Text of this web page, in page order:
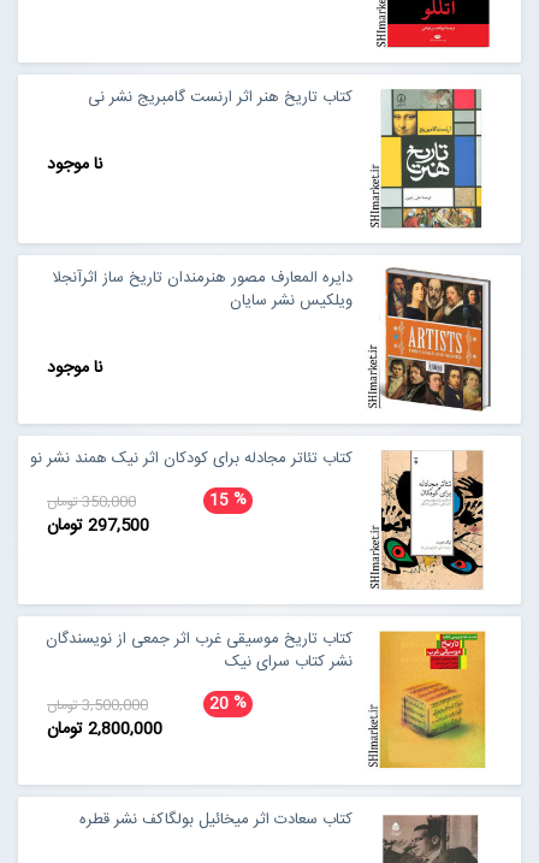
کتاب تاریخ هنر اثر ارنست گامبریج نشر نی
نا موجود
دایره المعارف مصور هنرمندان تاریخ ساز اثرآنجلا
ویلکیس نشر سایان
نا موجود
کتاب تئاتر مجادله برای کودکان اثر نیک همند نشر نو
15% 350,000 تومان
297,500 تومان
کتاب تاریخ موسیقی غرب اثر جمعی از نویسندگان
نشر کتاب سرای نیک
20% 3,500,000 تومان
2,800,000 تومان
کتاب سعادت اثر میخائیل بولگاکف نشر قطره